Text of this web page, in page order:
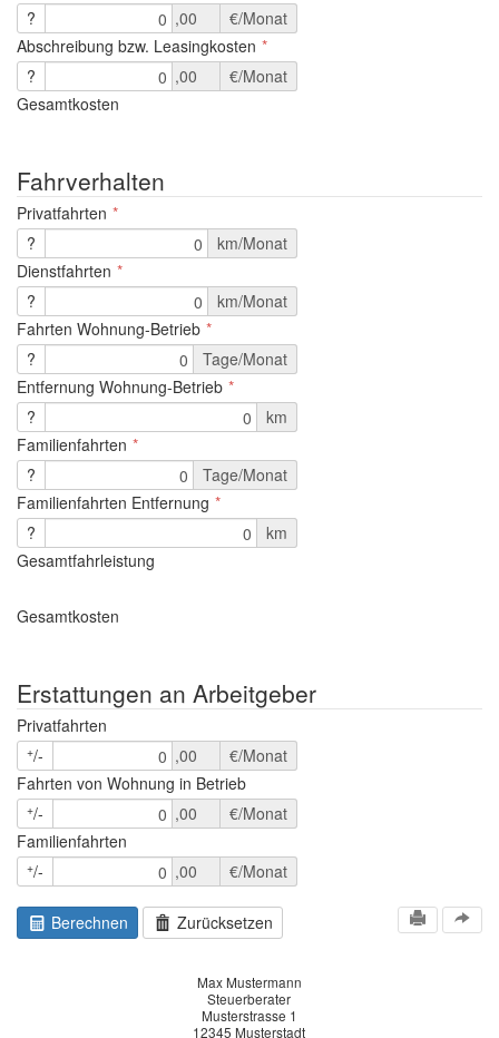
?
0 ,00
€/Monat
Abschreibung bzw. Leasingkosten
?
0 ,00
€/Monat
Gesamtkosten
Fahrverhalten
Privatfahrten
?
0
km/Monat
Dienstfahrten
?
0
km/Monat
Fahrten Wohnung-Betrieb
?
0
Tage/Monat
Entfernung Wohnung-Betrieb
?
0
km
Familienfahrten
?
0
Tage/Monat
Familienfahrten Entfernung
?
0
km
Gesamtfahrleistung
Gesamtkosten
Erstattungen an Arbeitgeber
Privatfahrten
+/- 0 ,00
€/Monat
Fahrten von Wohnung in Betrieb
+/- 0 ,00
€/Monat
Familienfahrten
+/- 0 ,00 €/Monat
Berechnen Zurücksetzen
Max Mustermann
Steuerberater
Musterstrasse 1
12345 Musterstadt